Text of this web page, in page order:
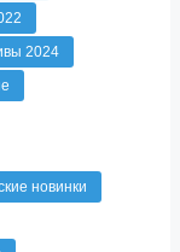
2024
новинки